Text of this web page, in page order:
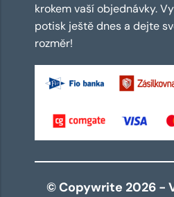
krokem vaší objednávky.
potisk ještě dnes a dejte
rozměr!
© Copywrite 2026 -